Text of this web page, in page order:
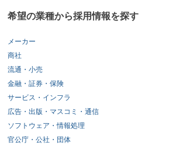
希望の業種から採用情報を探す
メーカー
商社
流通・小売
金融・証券・保険
サービス・インフラ
広告・出版・マスコミ・通信
ソフトウェア・情報処理
官公庁・公社・団体